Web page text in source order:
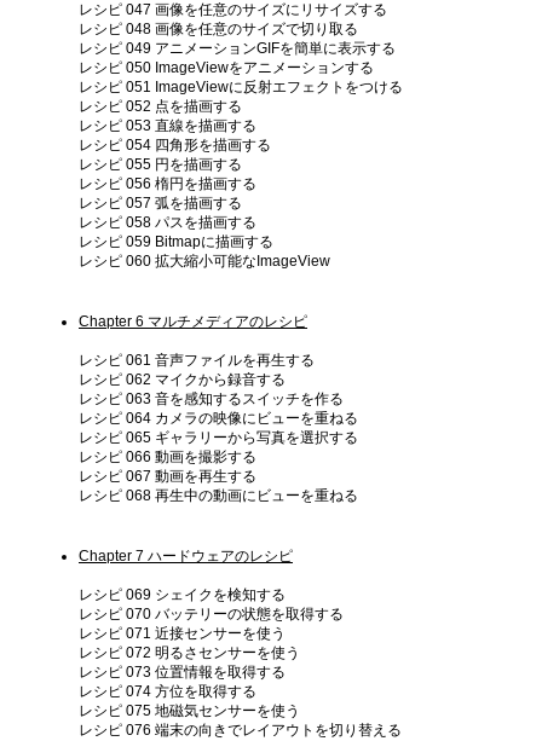
レシピ 047 画像を任意のサイズにリサイズする
レシピ 048 画像を任意のサイズで切り取る
レシピ 049 アニメーションGIFを簡単に表示する
レシピ 050 ImageViewをアニメーションする
レシピ 051 ImageViewに反射エフェクトをつける
レシピ 052 点を描画する
レシピ 053 直線を描画する
レシピ 054 四角形を描画する
レシピ 055 円を描画する
レシピ 056 楕円を描画する
レシピ 057 弧を描画する
レシピ 058 パスを描画する
レシピ 059 Bitmapに描画する
レシピ 060 拡大縮小可能なImageView
Chapter 6 マルチメディアのレシピ
レシピ 061 音声ファイルを再生する
レシピ 062 マイクから録音する
レシピ 063 音を感知するスイッチを作る
レシピ 064 カメラの映像にビューを重ねる
レシピ 065 ギャラリーから写真を選択する
レシピ 066 動画を撮影する
レシピ 067 動画を再生する
レシピ 068 再生中の動画にビューを重ねる
Chapter 7 ハードウェアのレシピ
レシピ 069 シェイクを検知する
レシピ 070 バッテリーの状態を取得する
レシピ 071 近接センサーを使う
レシピ 072 明るさセンサーを使う
レシピ 073 位置情報を取得する
レシピ 074 方位を取得する
レシピ 075 地磁気センサーを使う
レシピ 076 端末の向きでレイアウトを切り替える